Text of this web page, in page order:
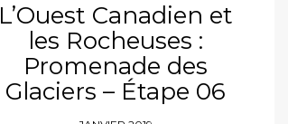
L’Ouest Canadien et
les Rocheuses :
Promenade des
Glaciers – Étape 06